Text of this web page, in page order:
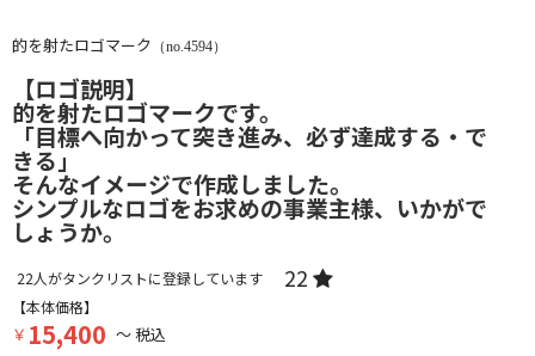
的を射たロゴマーク （no.4594）
【ロゴ説明】
的を射たロゴマークです。
「目標へ向かって突き進み、必ず達成する・で
きる」
そんなイメージで作成しました。
シンプルなロゴをお求めの事業主様、いかがで
しょうか。
22人がタンクリストに登録しています 22
【本体価格】
￥ 15,400 ～ 税込